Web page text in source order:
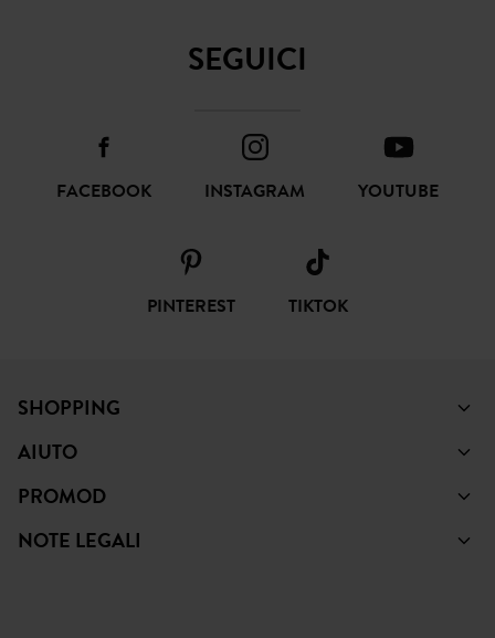
SEGUICI
FACEBOOK INSTAGRAM YOUTUBE
PINTEREST TIKTOK
SHOPPING
AIUTO
PROMOD
NOTE LEGALI